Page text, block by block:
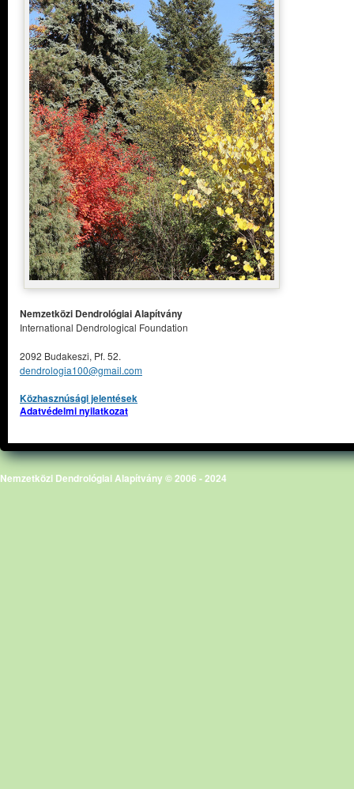
Nemzetközi Dendrológiai Alapítvány
International Dendrological Foundation
2092 Budakeszi, Pf. 52.
dendrologia100@gmail.com
Közhasznúsági jelentések
Adatvédelmi nyilatkozat
Nemzetközi Dendrológiai Alapítvány © 2006 - 2024